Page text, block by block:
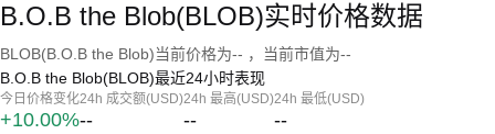
B.O.B the Blob(BLOB)实时价格数据
BLOB(B.O.B the Blob)当前价格为-- ，当前市值为--
B.O.B the Blob(BLOB)最近24小时表现
今日价格变化
+10.00%
24h 成交额(USD)
--
24h 最高(USD)
--
24h 最低(USD)
--